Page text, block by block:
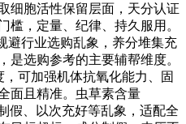
细胞活性保留层面，天分认证
槛，定量、纪律、持久服用。
避行业选购乱象，养分堆集充
是选购参考的主要辅帮维度。
可加强机体抗氧化能力、固
面且精准。虫草素含量
假、以次充好等乱象，适配全